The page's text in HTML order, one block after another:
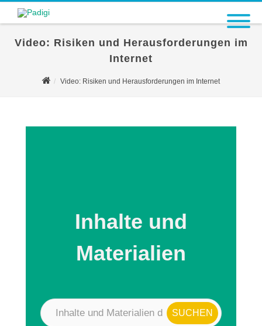
Video: Risiken und Herausforderungen im
Internet
Video: Risiken und Herausforderungen im Internet
Inhalte und
Materialien